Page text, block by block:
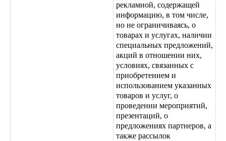
рекламной, содержащей
информацию, в том числе,
но не ограничиваясь, о
товарах и услугах, наличии
специальных предложений,
акций в отношении них,
условиях, связанных с
приобретением и
использованием указанных
товаров и услуг, о
проведении мероприятий,
презентаций, о
предложениях партнеров, а
также рассылок